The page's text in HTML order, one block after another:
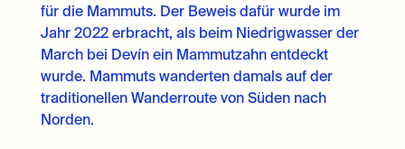
für die Mammuts. Der Beweis dafür wurde im
Jahr 2022 erbracht, als beim Niedrigwasser der
March bei Devín ein Mammutzahn entdeckt
wurde. Mammuts wanderten damals auf der
traditionellen Wanderroute von Süden nach
Norden.